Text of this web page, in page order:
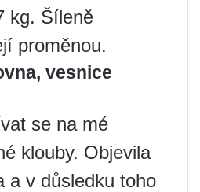
kg. Šíleně
proměnou.
vesnice
se na mé
klouby. Objevila
a v důsledku toho